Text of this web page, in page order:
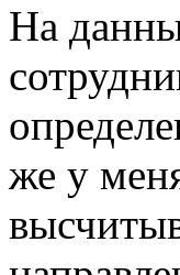
На
же у